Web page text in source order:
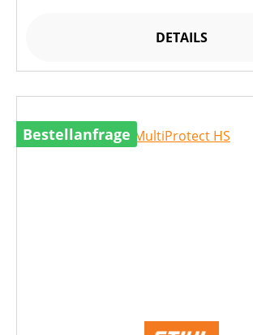
DETAILS
Bestellanfrage